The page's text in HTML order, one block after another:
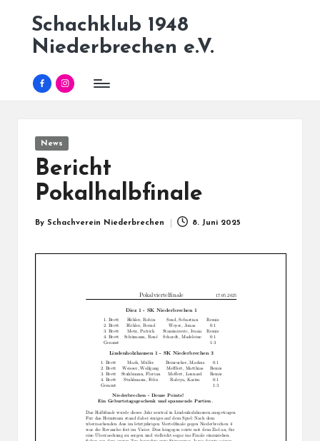
Schachklub 1948
Niederbrechen e.V.
Facebook
Instagram
Posted
News
Bericht
Pokalhalbfinale
By Schachverein Niederbrechen 8. Juni 2025